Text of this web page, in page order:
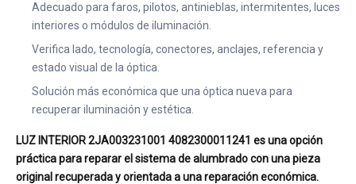
Adecuado para faros, pilotos, antinieblas, intermitentes, luces
interiores o módulos de iluminación.
Verifica lado, tecnología, conectores, anclajes, referencia y
estado visual de la óptica.
Solución más económica que una óptica nueva para
recuperar iluminación y estética.
LUZ INTERIOR 2JA003231001 4082300011241 es una opción
práctica para reparar el sistema de alumbrado con una pieza
original recuperada y orientada a una reparación económica.